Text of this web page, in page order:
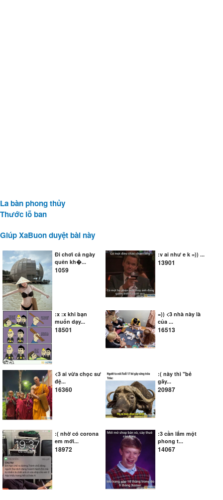
La bàn phong thủy
Thước lỗ ban
Giúp XaBuon duyệt bài này
Đi chơi cả ngày
quên kh�...
1059
:v ai như e k =)) ...
13901
:x :x khi bạn
muốn dạy...
18501
=)) <3 nhà này là
của ...
16513
<3 ai vừa chọc sư
đệ...
16360
:( này thì "bẻ
gãy...
20987
:( nhờ có corona
em mới...
18972
:3 cần lắm một
phong t...
14067